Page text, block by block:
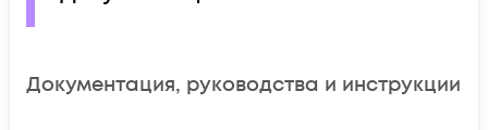
Документация, руководства и инструкции